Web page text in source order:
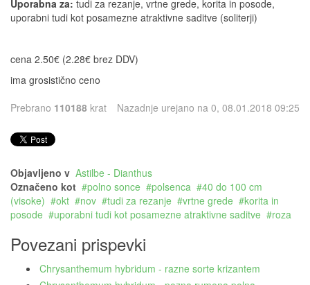
Uporabna za: tudi za rezanje, vrtne grede, korita in posode,
uporabni tudi kot posamezne atraktivne saditve (soliterji)
cena 2.50€ (2.28€ brez DDV)
ima grosistično ceno
Prebrano 110188 krat Nazadnje urejano na 0, 08.01.2018 09:25
Objavljeno v Astilbe - Dianthus
Označeno kot
polno sonce polsenca
40 do 100 cm
(visoke)
okt nov tudi za rezanje vrtne grede
korita in
posode
uporabni tudi kot posamezne atraktivne saditve roza
Povezani prispevki
Chrysanthemum hybridum - razne sorte krizantem